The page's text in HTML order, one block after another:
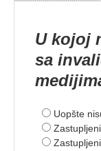
U kojoj
sa
Uopšte